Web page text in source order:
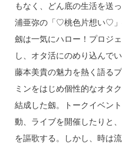
もなく、どん底の生活を送
浦亜弥の「♡桃色片想い♡」
劔は一気にハロー！プロジ
し、オタ活にのめり込んでい
藤本美貴の魅力を熱く語る
ミンをはじめ個性的なオタ
結成した劔。トークイベン
動、ライブを開催したりと
を謳歌する。しかし、時は